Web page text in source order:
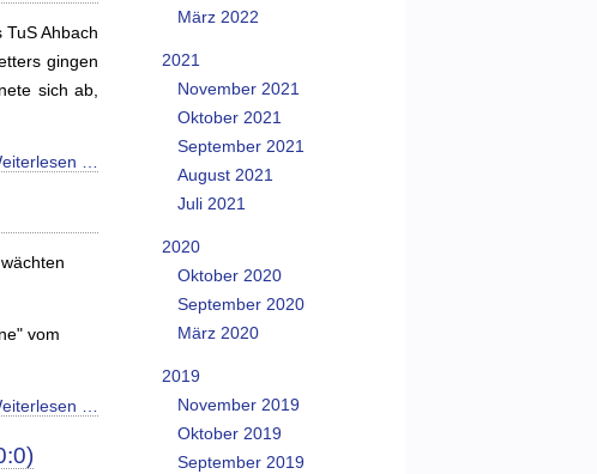
Ahbach
gingen
sich ab,
…
vom
…
März 2022
2021
November 2021
Oktober 2021
September 2021
August 2021
Juli 2021
2020
Oktober 2020
September 2020
März 2020
2019
November 2019
Oktober 2019
September 2019